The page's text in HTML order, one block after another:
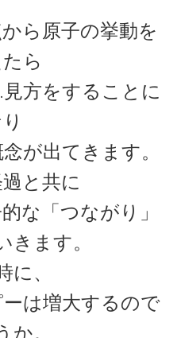
ーリー
実験家が光速度
実験検証】
イスナー
学者｜磁性を使って超
説明】
ら原子の挙動を
ら
方をすることに
が出てきます。
と共に
な「つながり」
きます。
に、
は増大するので
か。